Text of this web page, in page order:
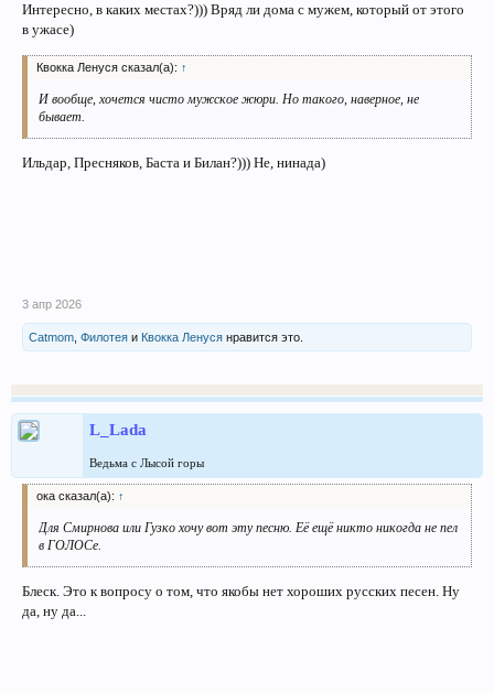
Интересно, в каких местах?))) Вряд ли дома с мужем, который от этого
в ужасе)
Квокка Ленуся сказал(а): ↑
И вообще, хочется чисто мужское жюри. Но такого, наверное, не
бывает.
Ильдар, Пресняков, Баста и Билан?))) Не, нинада)
3 апр 2026
Catmom Филотея и Квокка Ленуся нравится это.
L_Lada
Ведьма с Лысой горы
ока сказал(а): ↑
Для Смирнова или Гузко хочу вот эту песню. Её ещё никто никогда не пел
в ГОЛОСе.
Блеск. Это к вопросу о том, что якобы нет хороших русских песен. Ну
да, ну да...